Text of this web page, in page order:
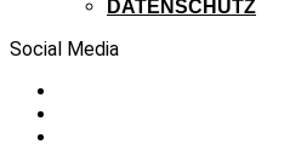
DATENSCHUTZ
Social Media